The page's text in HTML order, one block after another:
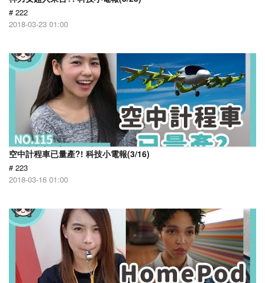
# 222
2018-03-23 01:00
空中計程車已量產?! 科技小電報(3/16)
# 223
2018-03-16 01:00